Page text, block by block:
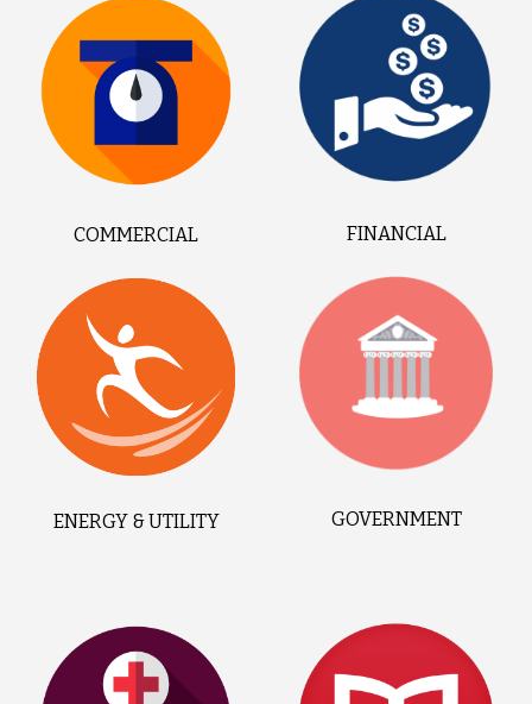
COMMERCIAL
ENERGY & UTILITY
FINANCIAL
GOVERNMENT